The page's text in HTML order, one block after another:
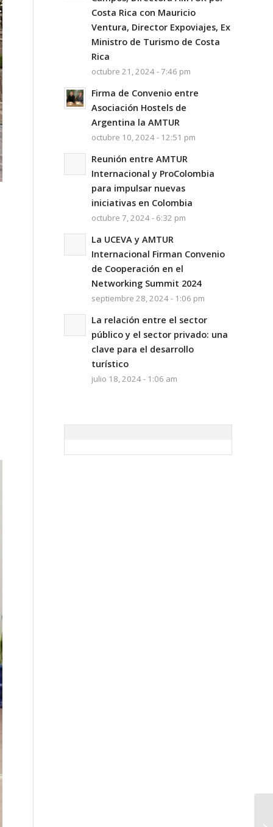
Costa Rica con Mauricio
Ventura, Director Expoviajes, Ex
Ministro de Turismo de Costa
Rica
octubre 21, 2024 - 7:46 pm
Firma de Convenio entre
Asociación Hostels de
Argentina la AMTUR
octubre 10, 2024 - 12:51 pm
Reunión entre AMTUR
Internacional y ProColombia
para impulsar nuevas
iniciativas en Colombia
octubre 7, 2024 - 6:32 pm
La UCEVA y AMTUR
Internacional Firman Convenio
de Cooperación en el
Networking Summit 2024
septiembre 28, 2024 - 1:06 pm
La relación entre el sector
público y el sector privado: una
clave para el desarrollo
turístico
julio 18, 2024 - 1:06 am